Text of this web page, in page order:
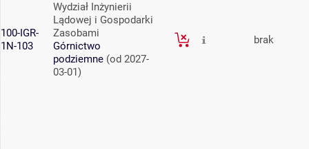
100-IGR-
1N-103
Wydział Inżynierii
Lądowej i Gospodarki
Zasobami
Górnictwo
podziemne (od 2027-
03-01)
brak